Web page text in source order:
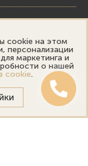
cookie на этом
персонализации
маркетинга и
о нашей
cookie.